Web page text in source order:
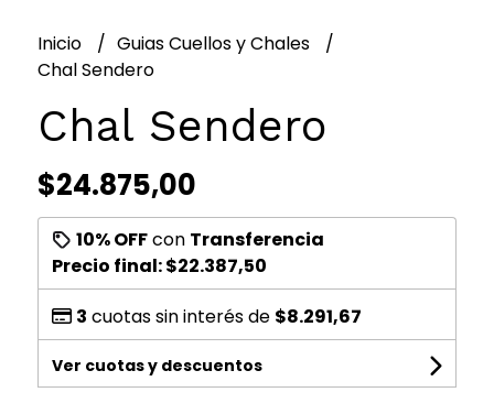
Inicio
Guias Cuellos y Chales
Chal Sendero
Chal Sendero
$24.875,00
10% OFFcon Transferencia
Precio final:$22.387,50
3 cuotas sin interés de $8.291,67
Ver cuotas y descuentos